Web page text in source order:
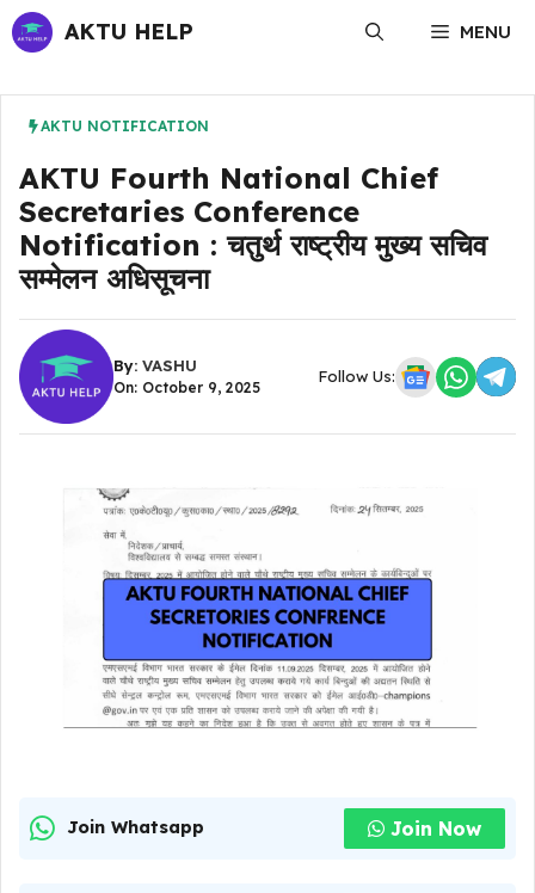
Skip
to
AKTU HELP MENU
AKTU NOTIFICATION
AKTU Fourth National Chief
Secretaries Conference
Notification : चतुर्थ राष्ट्रीय मुख्य सचिव
सम्मेलन अधिसूचना
By: VASHU
On: October 9, 2025
Follow Us:
Join Whatsapp Join Now